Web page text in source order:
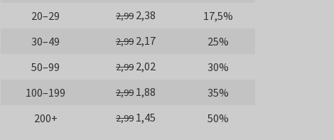
20–29
2,99 2,38
17,5%
30–49
2,99 2,17
25%
50–99
2,99 2,02
30%
100–199
2,99 1,88
35%
200+
2,99 1,45 50%